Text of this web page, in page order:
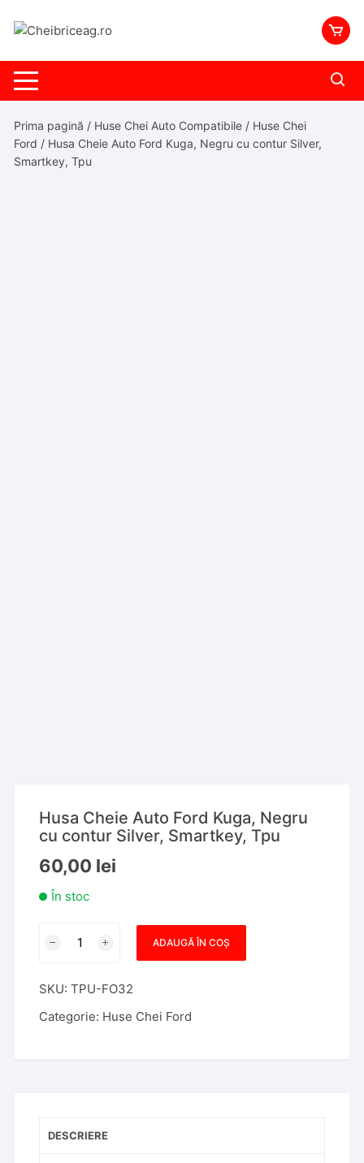
Prima pagină / Huse Chei Auto Compatibile / Huse Chei
Ford / Husa Cheie Auto Ford Kuga, Negru cu contur Silver,
Smartkey, Tpu
Husa Cheie Auto Ford Kuga, Negru
cu contur Silver, Smartkey, Tpu
60,00 lei
În stoc
Auto
Ford
Kuga,
ADAUGĂ ÎN COȘ
SKU:TPU-FO32
Categorie: Huse Chei Ford
DESCRIERE